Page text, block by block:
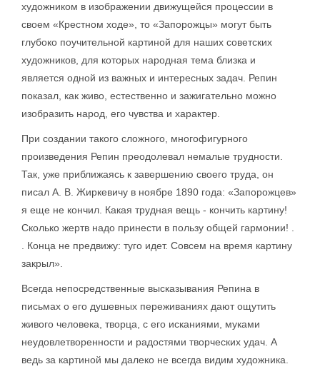
художником в изображении движущейся процессии в
своем «Крестном ходе», то «Запорожцы» могут быть
глубоко поучительной картиной для наших советских
художников, для которых народная тема близка и
является одной из важных и интересных задач. Репин
показал, как живо, естественно и зажигательно можно
изобразить народ, его чувства и характер.
При создании такого сложного, многофигурного
произведения Репин преодолевал немалые трудности.
Так, уже приближаясь к завершению своего труда, он
писал А. В. Жиркевичу в ноябре 1890 года: «Запорожцев»
я еще не кончил. Какая трудная вещь - кончить картину!
Сколько жертв надо принести в пользу общей гармонии! .
. Конца не предвижу: туго идет. Совсем на время картину
закрыл».
Всегда непосредственные высказывания Репина в
письмах о его душевных переживаниях дают ощутить
живого человека, творца, с его исканиями, муками
неудовлетворенности и радостями творческих удач. А
ведь за картиной мы далеко не всегда видим художника.